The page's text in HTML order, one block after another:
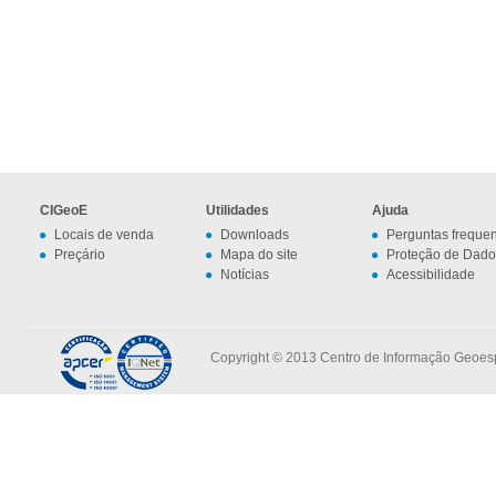
CIGeoE
Locais de venda
Preçário
Utilidades
Downloads
Mapa do site
Notícias
Ajuda
Perguntas
Proteção de
Acessibilidade
Copyright © 2013 Centro de Informação